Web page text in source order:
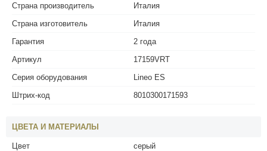
Страна производитель
Италия
Страна изготовитель
Италия
Гарантия
2 года
Артикул
17159VRT
Серия оборудования
Lineo ES
Штрих-код
8010300171593
ЦВЕТА И МАТЕРИАЛЫ
Цвет
серый